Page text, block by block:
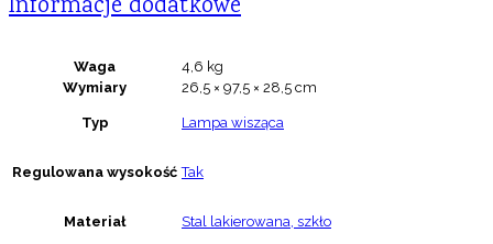
Informacje dodatkowe
Waga
4,6 kg
Wymiary
26,5 × 97,5 × 28,5 cm
Typ Lampa wisząca
Regulowana wysokość Tak
Materiał Stal lakierowana, szkło